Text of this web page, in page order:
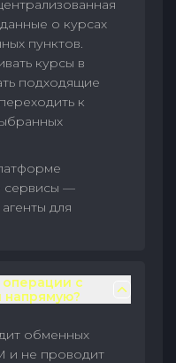
о курсах
пунктов.
курсы в
подходящие
к
сервисы —
для
с
обменных
и не проводит